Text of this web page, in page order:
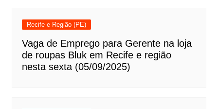
Recife e Região (PE)
Vaga de Emprego para Gerente na loja
de roupas Bluk em Recife e região
nesta sexta (05/09/2025)